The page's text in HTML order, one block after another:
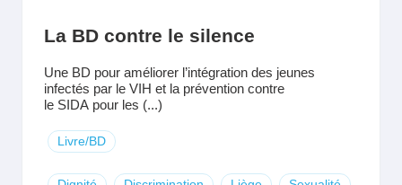
La BD contre le silence
Une BD pour améliorer l’intégration des jeunes
infectés par le VIH et la prévention contre
le SIDA pour les (...)
Livre/BD